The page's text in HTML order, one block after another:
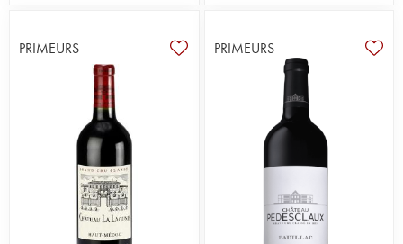
PRIMEURS PRIMEURS